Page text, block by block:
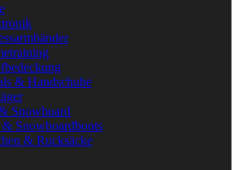
& Handschuhe
Snowboard
Snowboardboots
& Rucksäcke